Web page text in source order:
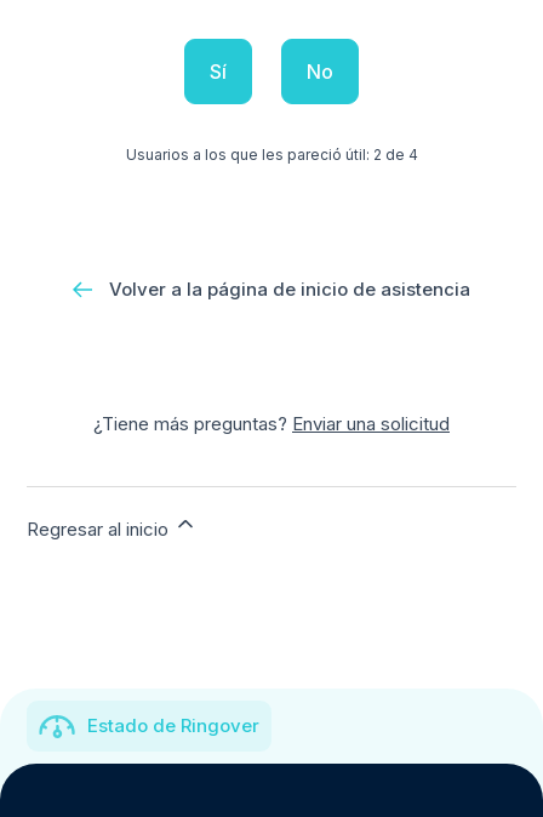
Sí No
Usuarios a los que les pareció útil: 2 de 4
Volver a la página de inicio de asistencia
¿Tiene más preguntas? Enviar una solicitud
Regresar al inicio
Estado de Ringover